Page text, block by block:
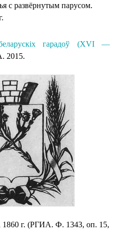
с развёрнутым парусом.
гарадоў (XVI —
2015.
1860 г. (РГИА. Ф. 1343, оп. 15,